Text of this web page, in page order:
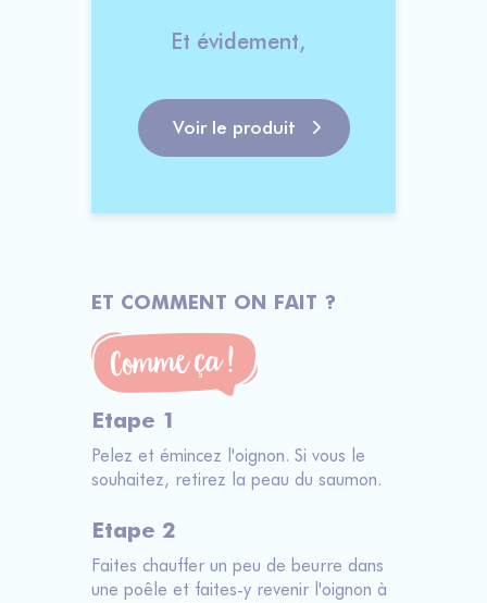
Et évidement,
Voir le produit
ET COMMENT ON FAIT ?
Etape 1
Pelez et émincez l'oignon. Si vous le
souhaitez, retirez la peau du saumon.
Etape 2
Faites chauffer un peu de beurre dans
une poêle et faites-y revenir l'oignon à